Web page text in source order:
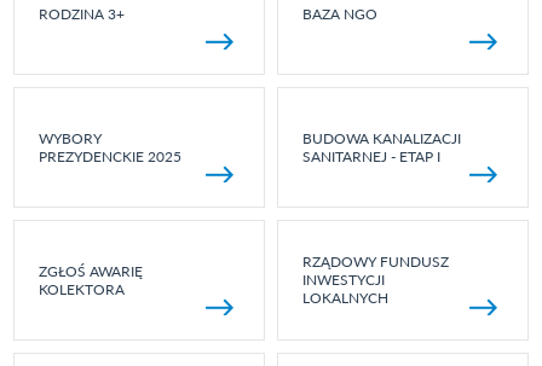
RODZINA 3+ BAZA NGO
WYBORY
PREZYDENCKIE 2025
BUDOWA KANALIZACJI
SANITARNEJ - ETAP I
ZGŁOŚ AWARIĘ
KOLEKTORA
RZĄDOWY FUNDUSZ
INWESTYCJI
LOKALNYCH